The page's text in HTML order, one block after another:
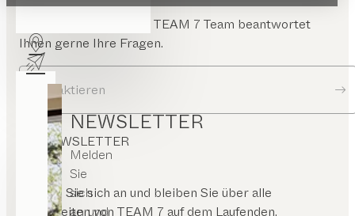
NEWSLETTER
Melden
Sie
sich
an und
Schreiben Sie uns. Das TEAM 7 Team beantwortet
Ihnen gerne Ihre Fragen.
Kontaktieren
NEWSLETTER
Melden Sie sich an und bleiben Sie über alle
Neuigkeiten von TEAM 7 auf dem Laufenden.